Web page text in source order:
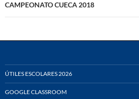
CAMPEONATO CUECA 2018
ÚTILES ESCOLARES 2026
GOOGLE CLASSROOM